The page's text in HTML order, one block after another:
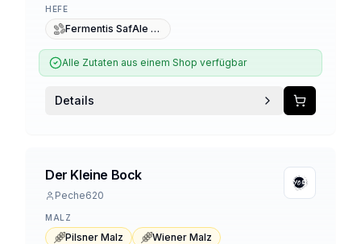
HEFE
Fermentis SafAle K-97
Alle Zutaten aus einem Shop verfügbar
Details
Der Kleine Bock
Peche620
MALZ
Pilsner Malz
Wiener Malz